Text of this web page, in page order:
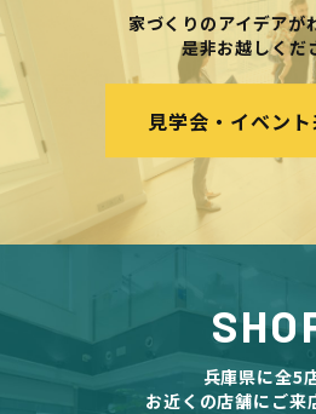
家づくりのアイデアが
是非お越しくだ
見学会・イベン
兵庫県に全5
お近くの店舗にご来